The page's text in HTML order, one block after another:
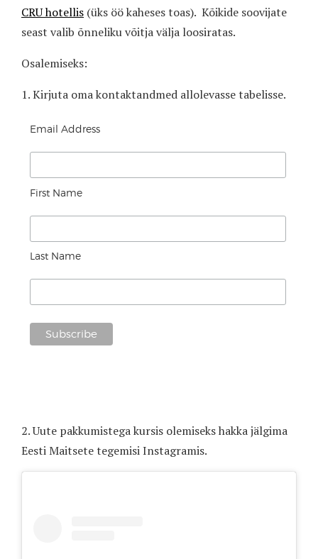
CRU hotellis (üks öö kaheses toas). Kõikide soovijate
seast valib õnneliku võitja välja loosiratas.
Osalemiseks:
1. Kirjuta oma kontaktandmed allolevasse tabelisse.
Email Address
First Name
Last Name
2. Uute pakkumistega kursis olemiseks hakka jälgima
Eesti Maitsete tegemisi Instagramis.